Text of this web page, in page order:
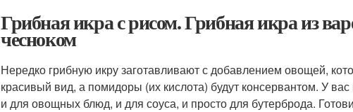
Грибная икра с рисом. Грибная икра из
чесноком
Нередко грибную икру заготавливают с добавлением овощей,
красивый вид, а помидоры (их кислота) будут консервантом. У
и для овощных блюд, и для соуса, и просто для бутерброда.